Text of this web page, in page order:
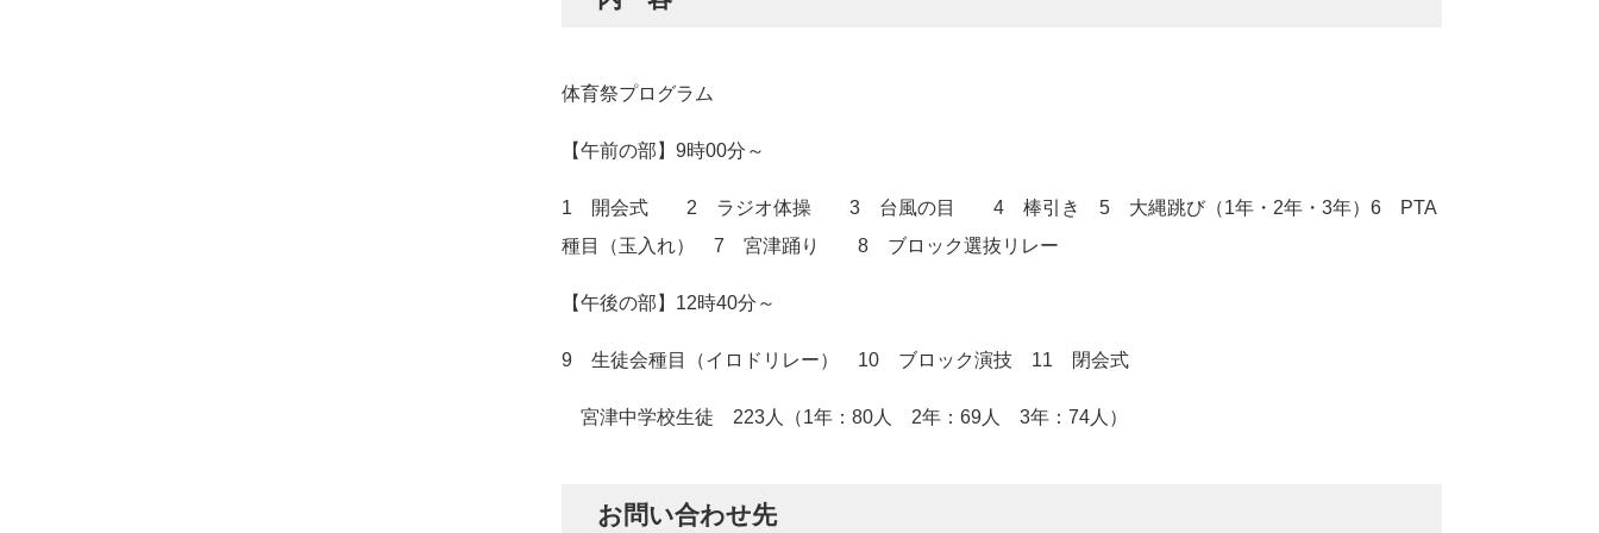
体育祭プログラム
【午前の部】9時00分～
1 開会式 2 ラジオ体操 3 台風の目 4 棒引き 5 大縄跳び（1年・2年・3年）6 PTA
種目（玉入れ） 7 宮津踊り 8 ブロック選抜リレー
【午後の部】12時40分～
9 生徒会種目（イロドリレー） 10 ブロック演技 11 閉会式
宮津中学校生徒 223人（1年：80人 2年：69人 3年：74人）
お問い合わせ先